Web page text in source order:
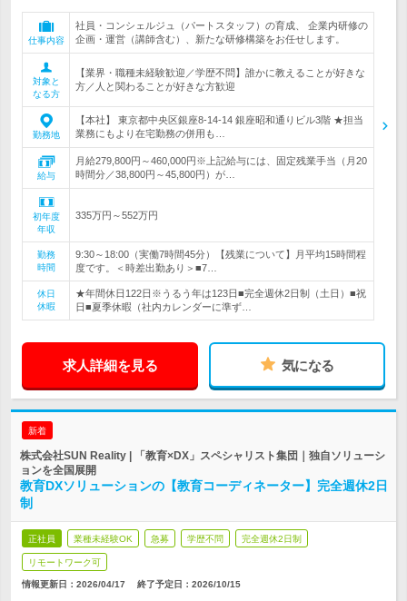
仕事内容
社員・コンシェルジュ（パートスタッフ）の育成、 企業内研修の
企画・運営（講師含む）、新たな研修構築をお任せします。
対象と
なる方
【業界・職種未経験歓迎／学歴不問】誰かに教えることが好きな
方／人と関わることが好きな方歓迎
勤務地
【本社】 東京都中央区銀座8-14-14 銀座昭和通りビル3階 ★担当
業務にもより在宅勤務の併用も…
給与
月給279,800円～460,000円※上記給与には、固定残業手当（月20
時間分／38,800円～45,800円）が…
初年度
年収
335万円～552万円
勤務
時間
9:30～18:00（実働7時間45分）【残業について】月平均15時間程
度です。＜時差出勤あり＞■7…
休日
休暇
★年間休日122日※うるう年は123日■完全週休2日制（土日）■祝
日■夏季休暇（社内カレンダーに準ず…
求人詳細を見る 気になる
新着
株式会社SUN Reality | 「教育×DX」スペシャリスト集団｜独自ソリューシ
ョンを全国展開
教育DXソリューションの【教育コーディネーター】完全週休2日
制
正社員 業種未経験OK 急募 学歴不問 完全週休2日制
リモートワーク可
情報更新日：2026/04/17 終了予定日： 2026/10/15